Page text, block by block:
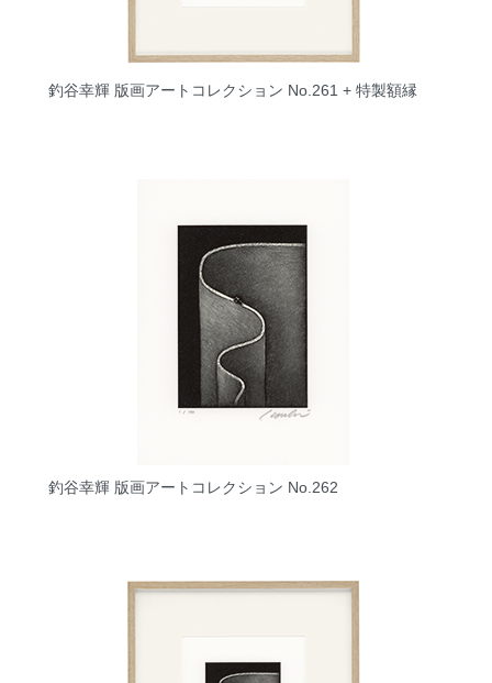
釣谷幸輝 版画アートコレクション No.261 + 特製額縁
釣谷幸輝 版画アートコレクション No.262